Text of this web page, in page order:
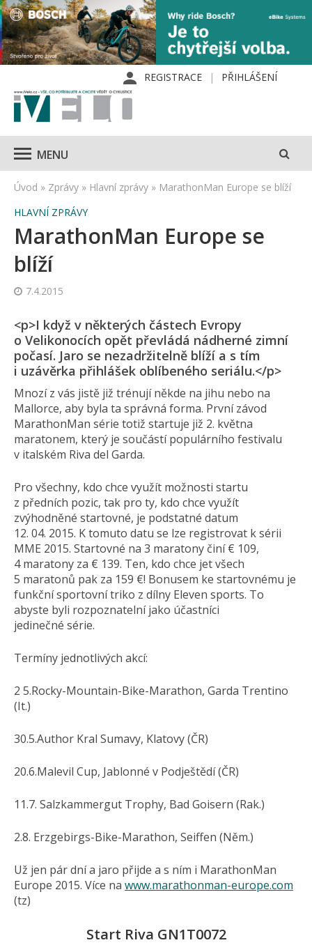
REGISTRACE PŘIHLÁŠENÍ
MENU
Úvod » Zprávy » Hlavní zprávy » MarathonMan Europe se blíží
HLAVNÍ ZPRÁVY
MarathonMan Europe se
blíží
7.4.2015
<p>I když v některých částech Evropy
o Velikonocích opět převládá nádherné zimní
počasí. Jaro se nezadržitelně blíží a s tím
i uzávěrka přihlášek oblíbeného seriálu.</p>
Mnozí z vás jistě již trénují někde na jihu nebo na
Mallorce, aby byla ta správná forma. První závod
MarathonMan série totiž startuje již 2. května
maratonem, který je součástí populárního festivalu
v italském Riva del Garda.
Pro všechny, kdo chce využít možnosti startu
z předních pozic, tak pro ty, kdo chce využít
zvýhodněné startovné, je podstatné datum
12. 04. 2015. K tomuto datu se lze registrovat k sérii
MME 2015. Startovné na 3 maratony činí € 109,
4 maratony za € 139. Ten, kdo chce jet všech
5 maratonů pak za 159 €! Bonusem ke startovnému je
funkční sportovní triko z dílny Eleven sports. To
abyste byli rozpoznatelní jako účastníci
jedinečné série.
Termíny jednotlivých akcí:
2 5.Rocky-Mountain-Bike-Marathon, Garda Trentino
(It.)
30.5.Author Kral Sumavy, Klatovy (ČR)
20.6.Malevil Cup, Jablonné v Podještědí (ČR)
11.7. Salzkammergut Trophy, Bad Goisern (Rak.)
2.8. Erzgebirgs-Bike-Marathon, Seiffen (Něm.)
Už jen pár dní a jaro přijde a s ním i MarathonMan
Europe 2015. Více na www.marathonman-europe.com
(tz)
Start Riva GN1T0072